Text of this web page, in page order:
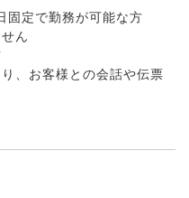
固定で勤務が可能な方
ん
、お客様との会話や伝票